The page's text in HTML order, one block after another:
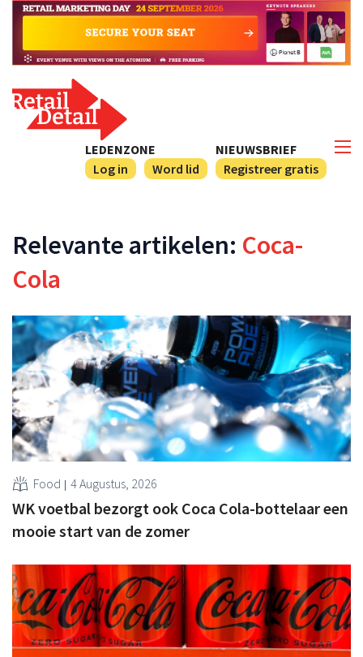
NIEUWSBRIEF
Registreer gratis
LEDENZONE
Log in
Word lid
Relevante artikelen: Coca-
Cola
Food 4 Augustus, 2026
WK voetbal bezorgt ook Coca Cola-bottelaar een
mooie start van de zomer